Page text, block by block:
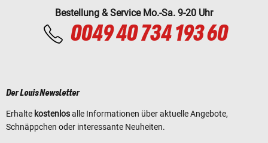
Bestellung & Service Mo.-Sa. 9-20 Uhr
0049 40 734 193 60
Der Louis Newsletter
Erhalte kostenlosalle Informationen über aktuelle Angebote,
Schnäppchen oder interessante Neuheiten.